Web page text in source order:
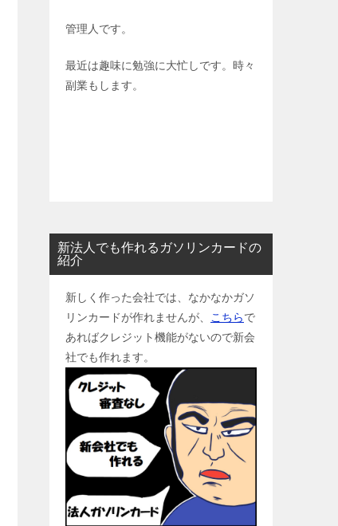
管理人です。
最近は趣味に勉強に大忙しです。時々
副業もします。
新法人でも作れるガソリンカードの
紹介
新しく作った会社では、なかなかガソ
リンカードが作れませんが、
こちらで
あればクレジット機能がないので新会
社でも作れます。